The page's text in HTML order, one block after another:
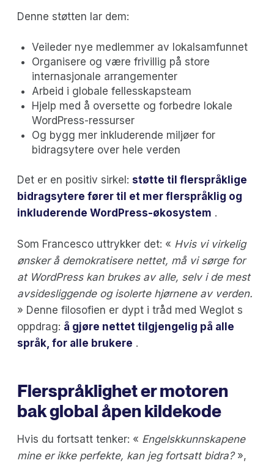
Denne støtten lar dem:
Veileder nye medlemmer av lokalsamfunnet
Organisere og være frivillig på store
internasjonale arrangementer
Arbeid i globale fellesskapsteam
Hjelp med å oversette og forbedre lokale
WordPress-ressurser
Og bygg mer inkluderende miljøer for
bidragsytere over hele verden
Det er en positiv sirkel: støtte til flerspråklige
bidragsytere fører til et mer flerspråklig og
inkluderende WordPress-økosystem .
Som Francesco uttrykker det: « Hvis vi virkelig
ønsker å demokratisere nettet, må vi sørge for
at WordPress kan brukes av alle, selv i de mest
avsidesliggende og isolerte hjørnene av verden.
» Denne filosofien er dypt i tråd med Weglot s
oppdrag: å gjøre nettet tilgjengelig på alle
språk, for alle brukere .
Flerspråklighet er motoren
bak global åpen kildekode
Hvis du fortsatt tenker: « Engelskkunnskapene
mine er ikke perfekte, kan jeg fortsatt bidra?»,